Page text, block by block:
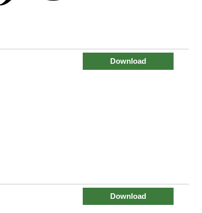
Download
Download